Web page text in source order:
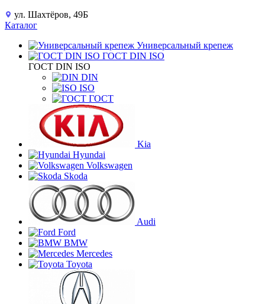
ул. Шахтёров, 49Б
Каталог
Универсальный крепеж
ГОСТ DIN ISO
ГОСТ DIN ISO
DIN
ISO
ГОСТ
Kia
Hyundai
Volkswagen
Skoda
Audi
Ford
BMW
Mercedes
Toyota